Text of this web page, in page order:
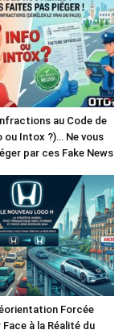
au Code de
ou Intox ?)… Ne vous
par ces Fake News
Forcée
Face à la Réalité du